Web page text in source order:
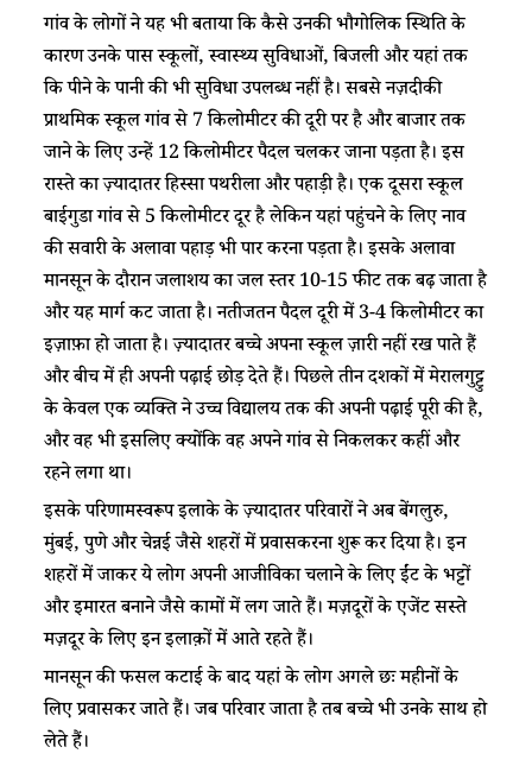
गांव के लोगों ने यह भी बताया कि कैसे उनकी भौगोलिक स्थिति के
कारण उनके पास स्कूलों, स्वास्थ्य सुविधाओं, बिजली और यहां तक
कि पीने के पानी की भी सुविधा उपलब्ध नहीं है। सबसे नज़दीकी
प्राथमिक स्कूल गांव से 7 किलोमीटर की दूरी पर है और बाजार तक
जाने के लिए उन्हें 12 किलोमीटर पैदल चलकर जाना पड़ता है। इस
रास्ते का ज़्यादातर हिस्सा पथरीला और पहाड़ी है। एक दूसरा स्कूल
बाईगुडा गांव से 5 किलोमीटर दूर है लेकिन यहां पहुंचने के लिए नाव
की सवारी के अलावा पहाड़ भी पार करना पड़ता है। इसके अलावा
मानसून के दौरान जलाशय का जल स्तर 10-15 फीट तक बढ़ जाता है
और यह मार्ग कट जाता है। नतीजतन पैदल दूरी में 3-4 किलोमीटर का
इज़ाफ़ा हो जाता है। ज़्यादातर बच्चे अपना स्कूल ज़ारी नहीं रख पाते हैं
और बीच में ही अपनी पढ़ाई छोड़ देते हैं। पिछले तीन दशकों में मेरालगुट्टु
के केवल एक व्यक्ति ने उच्च विद्यालय तक की अपनी पढ़ाई पूरी की है,
और वह भी इसलिए क्योंकि वह अपने गांव से निकलकर कहीं और
रहने लगा था।
इसके परिणामस्वरूप इलाके के ज़्यादातर परिवारों ने अब बेंगलुरु,
मुंबई, पुणे और चेन्नई जैसे शहरों में प्रवासकरना शुरू कर दिया है। इन
शहरों में जाकर ये लोग अपनी आजीविका चलाने के लिए ईंट के भट्टों
और इमारत बनाने जैसे कामों में लग जाते हैं। मज़दूरों के एजेंट सस्ते
मज़दूर के लिए इन इलाक़ों में आते रहते हैं।
मानसून की फसल कटाई के बाद यहां के लोग अगले छः महीनों के
लिए प्रवासकर जाते हैं। जब परिवार जाता है तब बच्चे भी उनके साथ हो
लेते हैं।